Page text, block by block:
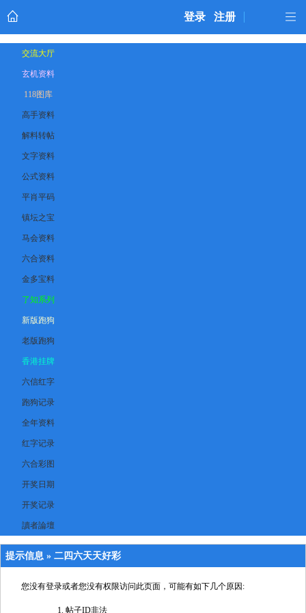
登录 注册
交流大厅
玄机资料
118图库
高手资料
解料转帖
文字资料
公式资料
平肖平码
镇坛之宝
马会资料
六合资料
金多宝料
了知系列
新版跑狗
老版跑狗
香港挂牌
六信红字
跑狗记录
全年资料
红字记录
六合彩图
开奖日期
开奖记录
讀者論壇
提示信息 » 二四六天天好彩
您没有登录或者您没有权限访问此页面，可能有如下几个原因:
帖子ID非法